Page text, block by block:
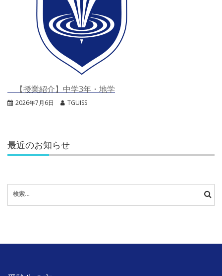
【授業紹介】中学3年・地学
2026年7月6日 TGUISS
最近のお知らせ
索: